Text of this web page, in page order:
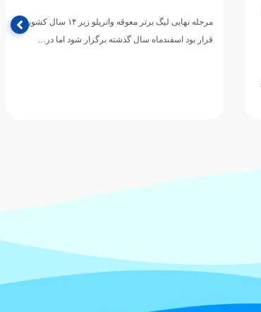
مرحله نهایی لیگ برتر معوقه واترپلو زیر ۱۴ سال کشور که
قرار بود اسفندماه سال گذشته برگزار شود اما در…